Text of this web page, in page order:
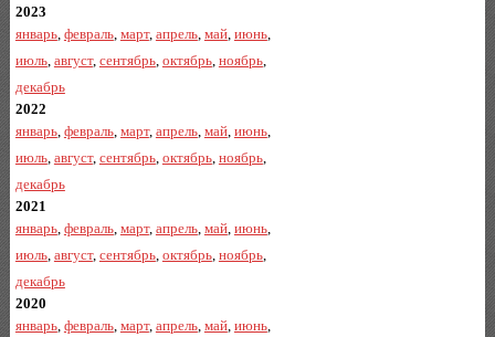
2023
январь, февраль, март, апрель, май, июнь,
июль, август, сентябрь, октябрь, ноябрь,
декабрь
2022
январь, февраль, март, апрель, май, июнь,
июль, август, сентябрь, октябрь, ноябрь,
декабрь
2021
январь, февраль, март, апрель, май, июнь,
июль, август, сентябрь, октябрь, ноябрь,
декабрь
2020
январь, февраль, март, апрель, май, июнь,